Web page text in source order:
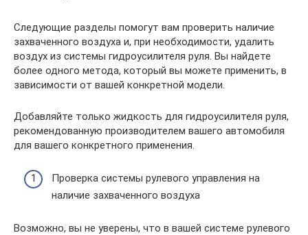
Следующие разделы помогут вам проверить наличие
захваченного воздуха и, при необходимости, удалить
воздух из системы гидроусилителя руля. Вы найдете
более одного метода, который вы можете применить, в
зависимости от вашей конкретной модели.
Добавляйте только жидкость для гидроусилителя руля,
рекомендованную производителем вашего автомобиля
для вашего конкретного применения.
Проверка системы рулевого управления на
наличие захваченного воздуха
Возможно, вы не уверены, что в вашей системе рулевого